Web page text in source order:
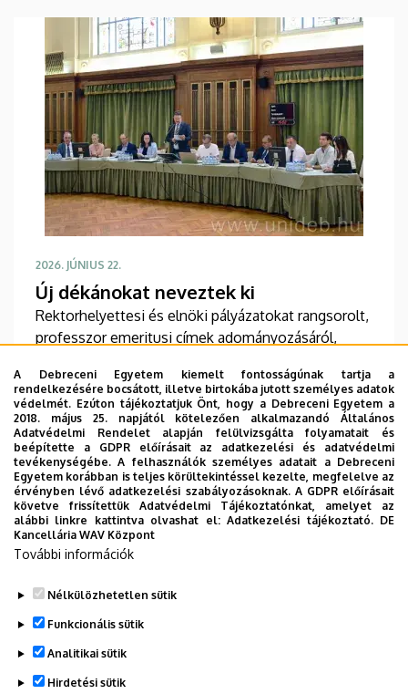
Nobel-emlékdíjat a Svéd Királyi Tudományos
Akadémia 2025-ben.
2026. JÚNIUS 22.
Új dékánokat neveztek ki
Rektorhelyettesi és elnöki pályázatokat rangsorolt,
professzor emeritusi címek adományozásáról,
címek létrehozásáról döntött, illetve számos
szabályzatát módosította júniusi ülésén a
Debreceni Egyetem Szenátusa. A tanácskozáson
átvették kinevezésüket a július elsejével hivatalba
lépő dékánok is.
TOVÁBB
Oldalszámozás
Jelenlegi
1
Oldal
2
Oldal
A Debreceni Egyetem kiemelt fontosságúnak tartja a
rendelkezésére bocsátott, illetve birtokába jutott személyes adatok
védelmét. Ezúton tájékoztatjuk Önt, hogy a Debreceni Egyetem a
2018. május 25. napjától kötelezően alkalmazandó Általános
Adatvédelmi Rendelet alapján felülvizsgálta folyamatait és
beépítette a GDPR előírásait az adatkezelési és adatvédelmi
tevékenységébe. A felhasználók személyes adatait a Debreceni
Egyetem korábban is teljes körültekintéssel kezelte, megfelelve az
érvényben lévő adatkezelési szabályozásoknak. A GDPR előírásait
követve frissítettük Adatvédelmi Tájékoztatónkat, amelyet az
alábbi linkre kattintva olvashat el:Adatkezelési tájékoztató. DE
Kancellária WAV Központ
További információk
Nélkülözhetetlen sütik
Funkcionális sütik
Analitikai sütik
Hirdetési sütik